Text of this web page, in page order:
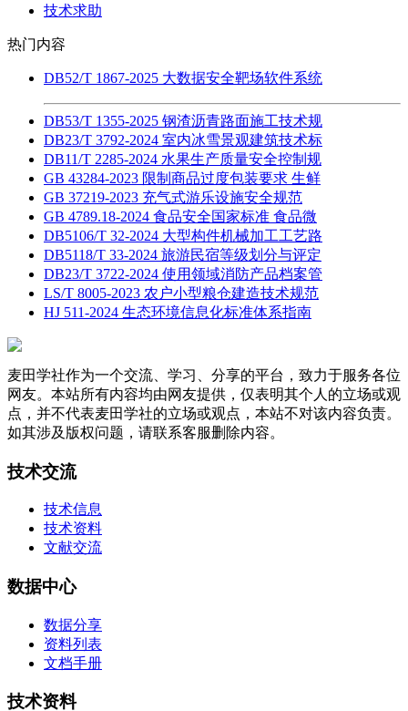
技术求助
热门内容
DB52/T 1867-2025 大数据安全靶场软件系统
DB53/T 1355-2025 钢渣沥青路面施工技术规
DB23/T 3792-2024 室内冰雪景观建筑技术标
DB11/T 2285-2024 水果生产质量安全控制规
GB 43284-2023 限制商品过度包装要求 生鲜
GB 37219-2023 充气式游乐设施安全规范
GB 4789.18-2024 食品安全国家标准 食品微
DB5106/T 32-2024 大型构件机械加工工艺路
DB5118/T 33-2024 旅游民宿等级划分与评定
DB23/T 3722-2024 使用领域消防产品档案管
LS/T 8005-2023 农户小型粮仓建造技术规范
HJ 511-2024 生态环境信息化标准体系指南
麦田学社作为一个交流、学习、分享的平台，致力于服务各位
网友。本站所有内容均由网友提供，仅表明其个人的立场或观
点，并不代表麦田学社的立场或观点，本站不对该内容负责。
如其涉及版权问题，请联系客服删除内容。
技术交流
技术信息
技术资料
文献交流
数据中心
数据分享
资料列表
文档手册
技术资料